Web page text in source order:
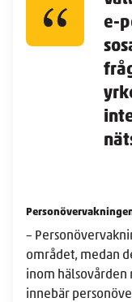
e-
–
området, medan
inom hälsovården
innebär